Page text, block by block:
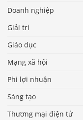
Doanh nghiệp
Giải trí
Giáo dục
Mạng xã hội
Phi lợi nhuận
Sáng tạo
Thương mại điện tử